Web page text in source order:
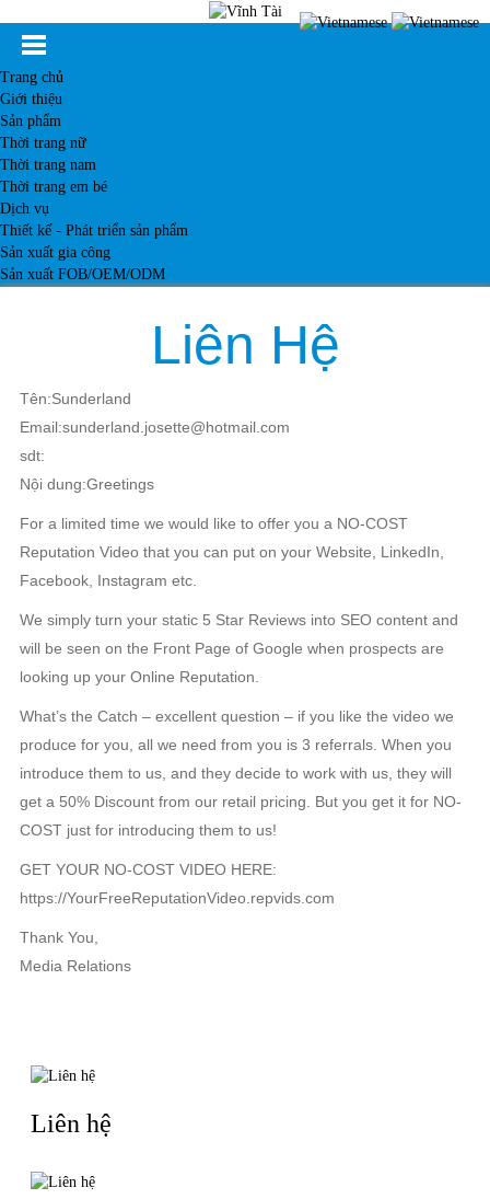
Trang chủ
Giới thiệu
Sản phẩm
Thời trang nữ
Thời trang nam
Thời trang em bé
Dịch vụ
Thiết kế - Phát triển sản phẩm
Sản xuất gia công
Sản xuất FOB/OEM/ODM
Liên Hệ
Tên:Sunderland
Email:sunderland.josette@hotmail.com
sdt:
Nội dung:Greetings
For a limited time we would like to offer you a NO-COST
Reputation Video that you can put on your Website, LinkedIn,
Facebook, Instagram etc.
We simply turn your static 5 Star Reviews into SEO content and
will be seen on the Front Page of Google when prospects are
looking up your Online Reputation.
What’s the Catch – excellent question – if you like the video we
produce for you, all we need from you is 3 referrals. When you
introduce them to us, and they decide to work with us, they will
get a 50% Discount from our retail pricing. But you get it for NO-
COST just for introducing them to us!
GET YOUR NO-COST VIDEO HERE:
https://YourFreeReputationVideo.repvids.com
Thank You,
Media Relations
Liên hệ